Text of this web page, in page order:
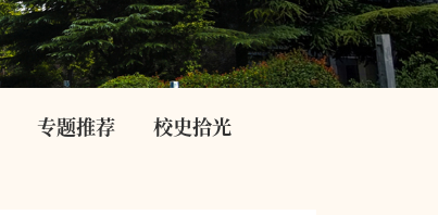
专题推荐 校史拾光